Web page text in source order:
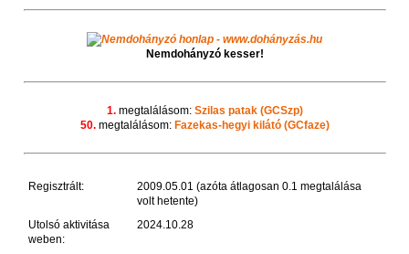
Nemdohányzó kesser!
1.megtalálásom: Szilas patak (GCSzp)
50.megtalálásom: Fazekas-hegyi kilátó(GCfaze)
Regisztrált:
2009.05.01 (azóta átlagosan 0.1 megtalálása
volt hetente)
Utolsó aktivitása
weben:
2024.10.28